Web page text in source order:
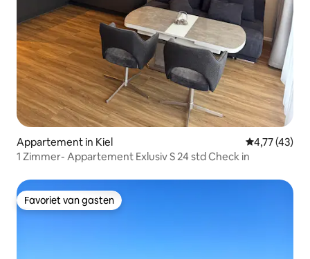
Appartement in Kiel Gemiddelde
4,77 (43)
1 Zimmer- Appartement Exlusiv S 24 std Check in
Favoriet van gasten
Favoriet van gasten